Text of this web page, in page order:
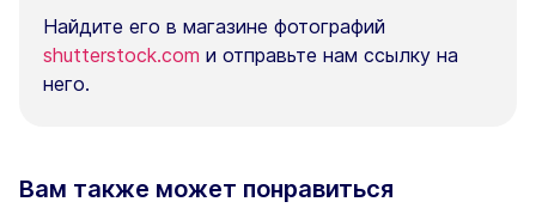
Найдите его в магазине фотографий
shutterstock.com и отправьте нам ссылку на
него.
Вам также может понравиться